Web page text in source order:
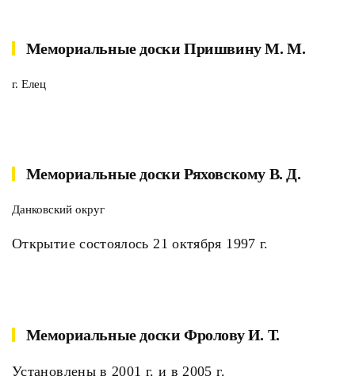
Мемориальные доски Пришвину М. М.
г. Елец
Мемориальные доски Ряховскому В. Д.
Данковский округ
Открытие состоялось 21 октября 1997 г.
Мемориальные доски Фролову И. Т.
Установлены в 2001 г. и в 2005 г.